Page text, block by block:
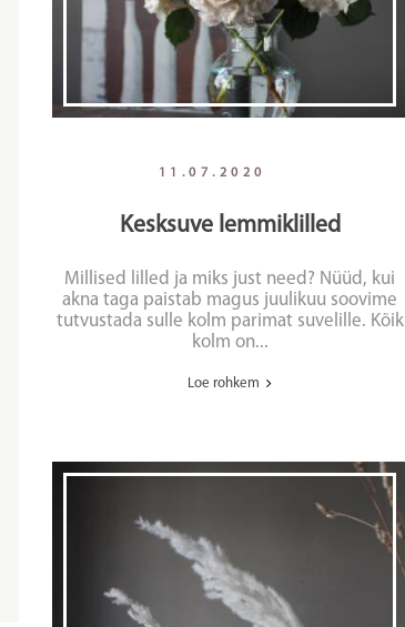
11.07.2020
Kesksuve lemmiklilled
Millised lilled ja miks just need? Nüüd, kui
akna taga paistab magus juulikuu soovime
tutvustada sulle kolm parimat suvelille. Kõik
kolm on...
Loe rohkem